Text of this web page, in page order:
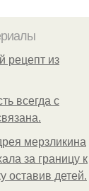
рецепт из
всегда с
мерзликина
за границу к
оставив детей.